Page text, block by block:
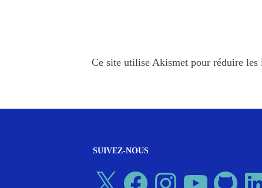
Ce site utilise Akismet pour réduire les
SUIVEZ-NOUS
Facebook Instagram GitHub